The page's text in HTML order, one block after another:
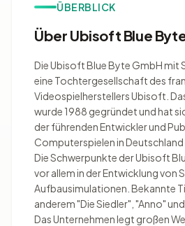
ÜBERBLICK
Über Ubisoft Blue
Die Ubisoft Blue Byte GmbH mit
eine Tochtergesellschaft des
Videospielherstellers Ubisoft.
wurde 1988 gegründet und hat
der führenden Entwickler und
Computerspielen in Deutschland
Die Schwerpunkte der Ubisoft
vor allem in der Entwicklung von
Aufbausimulationen. Bekannte
anderem "Die Siedler", "Anno"
Das Unternehmen legt großen